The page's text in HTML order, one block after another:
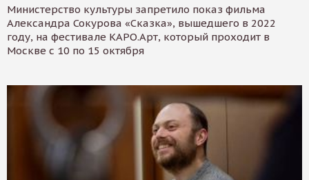
Министерство культуры запретило показ фильма
Александра Сокурова «Сказка», вышедшего в 2022
году, на фестивале КАРО.Арт, который проходит в
Москве с 10 по 15 октября